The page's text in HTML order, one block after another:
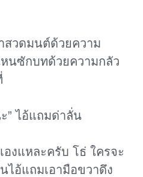
สวดมนต์ด้วยความ
นซักบทด้วยความกลัว
” ไอ้แถมด่าลั่น
องแหละครับ โธ่ ใครจะ
ไอ้แถมเอามือขวาดึง